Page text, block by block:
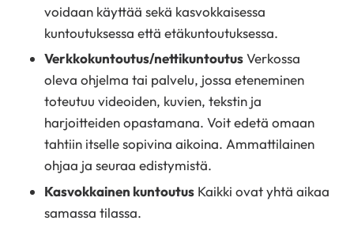
voidaan käyttää sekä kasvokkaisessa
kuntoutuksessa että etäkuntoutuksessa.
Verkkokuntoutus/nettikuntoutusVerkossa
oleva ohjelma tai palvelu, jossa eteneminen
toteutuu videoiden, kuvien, tekstin ja
harjoitteiden opastamana. Voit edetä omaan
tahtiin itselle sopivina aikoina. Ammattilainen
ohjaa ja seuraa edistymistä.
Kasvokkainen kuntoutus Kaikki ovat yhtä aikaa
samassa tilassa.